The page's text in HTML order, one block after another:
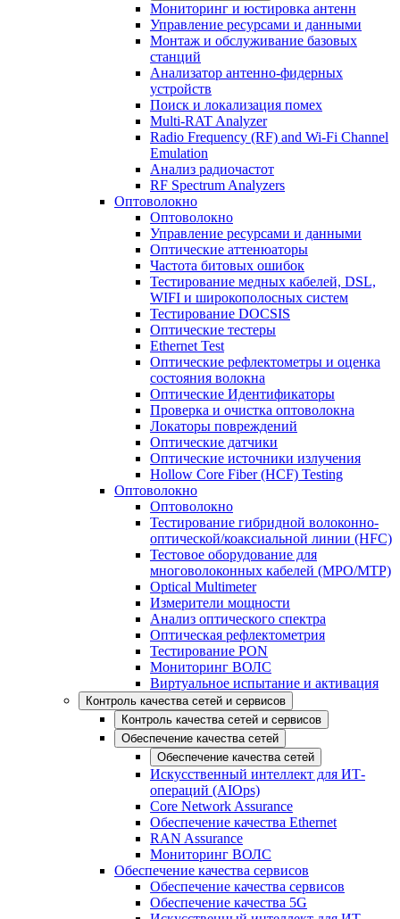
Мониторинг и юстировка антенн
Управление ресурсами и данными
Монтаж и обслуживание базовых
станций
Анализатор антенно-фидерных
устройств
Поиск и локализация помех
Multi-RAT Analyzer
Radio Frequency (RF) and Wi-Fi Channel
Emulation
Анализ радиочастот
RF Spectrum Analyzers
Оптоволокно
Оптоволокно
Управление ресурсами и данными
Оптические aттенюаторы
Частота битовых ошибок
Тестирование медных кабелей, DSL,
WIFI и широкополосных систем
Тестирование DOCSIS
Оптические тестеры
Ethernet Test
Оптические рефлектометры и оценка
состояния волокна
Оптические Идентификаторы
Проверка и очистка оптоволокна
Локаторы повреждений
Оптические датчики
Оптические источники излучения
Hollow Core Fiber (HCF) Testing
Оптоволокно
Оптоволокно
Тестирование гибридной волоконно-
оптической/коаксиальной линии (HFC)
Тестовое оборудование для
многоволоконных кабелей (MPO/MTP)
Optical Multimeter
Измерители мощности
Анализ оптического спектра
Оптическая рефлектометрия
Тестирование PON
Мониторинг ВОЛС
Виртуальное испытание и активация
Контроль качества сетей и сервисов
Контроль качества сетей и сервисов
Обеспечение качества сетей
Обеспечение качества сетей
Искусственный интеллект для ИТ-
операций (AIOps)
Core Network Assurance
Обеспечение качества Ethernet
RAN Assurance
Мониторинг ВОЛС
Обеспечение качества сервисов
Обеспечение качества сервисов
Обеспечение качества 5G